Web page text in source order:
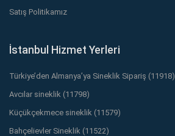
Satış Politikamız
İstanbul Hizmet Yerleri
Türkiye’den Almanya’ya Sineklik Sipariş (11918)
Avcılar sineklik (11798)
Küçükçekmece sineklik (11579)
Bahçelievler Sineklik (11522)